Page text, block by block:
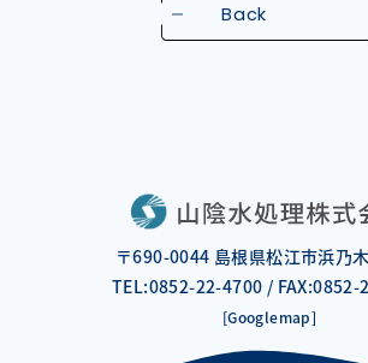
Back
〒690-0044 島根県松江市浜乃
TEL:0852-22-4700 / FAX:0852-
[Googlemap]